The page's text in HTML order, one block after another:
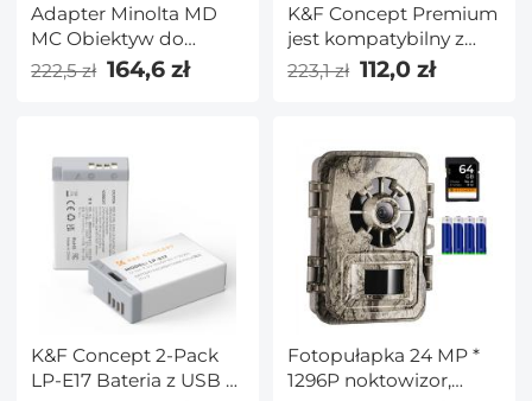
Adapter Minolta MD
MC Obiektyw do
Pentax K Aparat
222,5 zł 164,6 zł
K&F Concept Premium
jest kompatybilny z
aparatami Ricoh GR III,
GR III HDF, GR IIIx
także z aparatami
Olympus TG7/6/5/4 z
bateriami Li-90B/Li-
92B.
223,1 zł 112,0 zł
K&F Concept 2-Pack
LP-E17 Bateria z USB C
Fotopułapka 24 MP *
1296P noktowizor,